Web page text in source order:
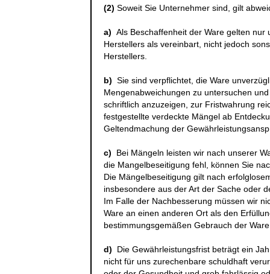
(2) Soweit Sie Unternehmer sind, gilt
a) Als Beschaffenheit der Ware gelten
Herstellers als vereinbart, nicht jedoch
Herstellers.
b) Sie sind verpflichtet, die Ware
Mengenabweichungen zu untersuchen
schriftlich anzuzeigen, zur Fristwahrung
festgestellte verdeckte Mängel ab
Geltendmachung der
c) Bei Mängeln leisten wir nach unserer
die Mangelbeseitigung fehl, können Sie
Die Mängelbeseitigung gilt nach
insbesondere aus der Art der Sache oder
Im Falle der Nachbesserung müssen wir
Ware an einen anderen Ort als den
bestimmungsgemäßen Gebrauch der
d) Die Gewährleistungsfrist beträgt ein
nicht für uns zurechenbare schuldhaft